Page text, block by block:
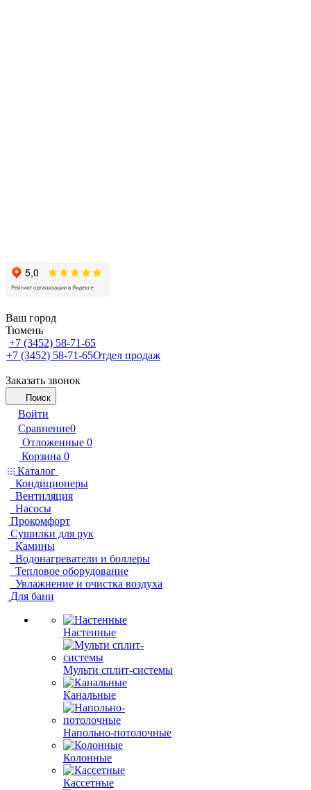
Ваш город
Тюмень
+7 (3452) 58-71-65
+7 (3452) 58-71-65Отдел продаж
Заказать звонок
Поиск
Войти
Сравнение0
Отложенные 0
Корзина 0
Каталог
Кондиционеры
Вентиляция
Насосы
Прокомфорт
Сушилки для рук
Камины
Водонагреватели и боллеры
Тепловое оборудование
Увлажнение и очистка воздуха
Для бани
Настенные
Мульти сплит-системы
Канальные
Напольно-потолочные
Колонные
Кассетные